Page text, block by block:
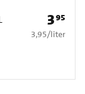
Prijs: €
395
€ 3,95 per liter
3,95/liter